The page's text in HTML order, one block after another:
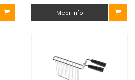
Meer info